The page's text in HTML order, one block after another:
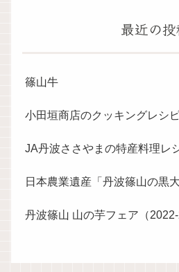
最近の
篠山牛
小田垣商店のクッキングレシ
JA丹波ささやまの特産料理レ
日本農業遺産「丹波篠山の黒大
丹波篠山 山の芋フェア（